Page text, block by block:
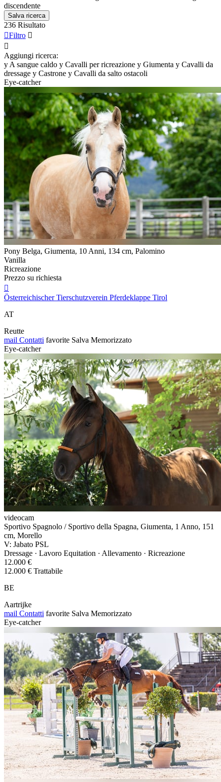
discendente
Salva ricerca
236 Risultato
Filtro 

Aggiungi ricerca:
y A sangue caldo y Cavalli per ricreazione y Giumenta y Cavalli da
dressage y Castrone y Cavalli da salto ostacoli
Eye-catcher
Pony Belga, Giumenta, 10 Anni, 134 cm, Palomino
Vanilla
Ricreazione
Prezzo su richiesta

Österreichischer Tierschutzverein Pferdeklappe Tirol
AT
Reutte
mail Contatti favorite Salva Memorizzato
Eye-catcher
videocam
Sportivo Spagnolo / Sportivo della Spagna, Giumenta, 1 Anno, 151
cm, Morello
V: Jabato PSL
Dressage · Lavoro Equitation · Allevamento · Ricreazione
12.000 €
12.000 € Trattabile
BE
Aartrijke
mail Contatti favorite Salva Memorizzato
Eye-catcher